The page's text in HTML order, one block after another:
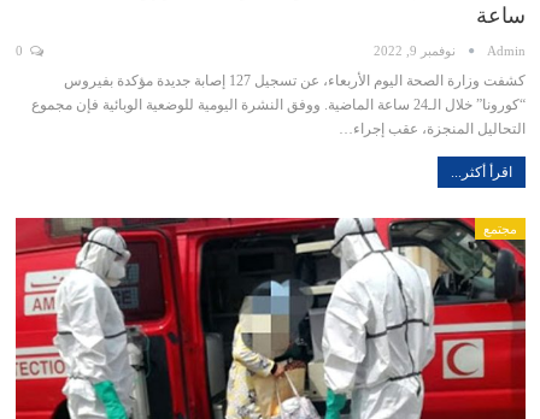
ساعة
Admin نوفمبر 9, 2022
كشفت وزارة الصحة اليوم الأربعاء، عن تسجيل 127 إصابة جديدة مؤكدة بفيروس
“كورونا” خلال الـ24 ساعة الماضية. ووفق النشرة اليومية للوضعية الوبائية فإن مجموع
التحاليل المنجزة، عقب إجراء…
اقرأ أكثر...
مجتمع